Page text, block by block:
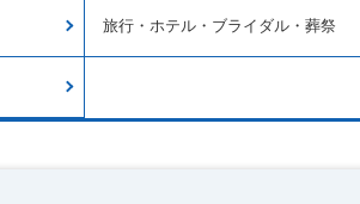
旅行・ホテル・ブライダル・葬祭